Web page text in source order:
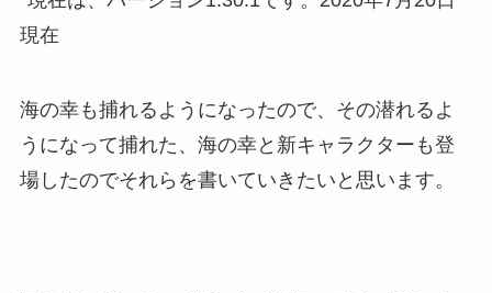
現在
海の幸も捕れるようになったので、その潜れるよ
うになって捕れた、海の幸と新キャラクターも登
場したのでそれらを書いていきたいと思います。